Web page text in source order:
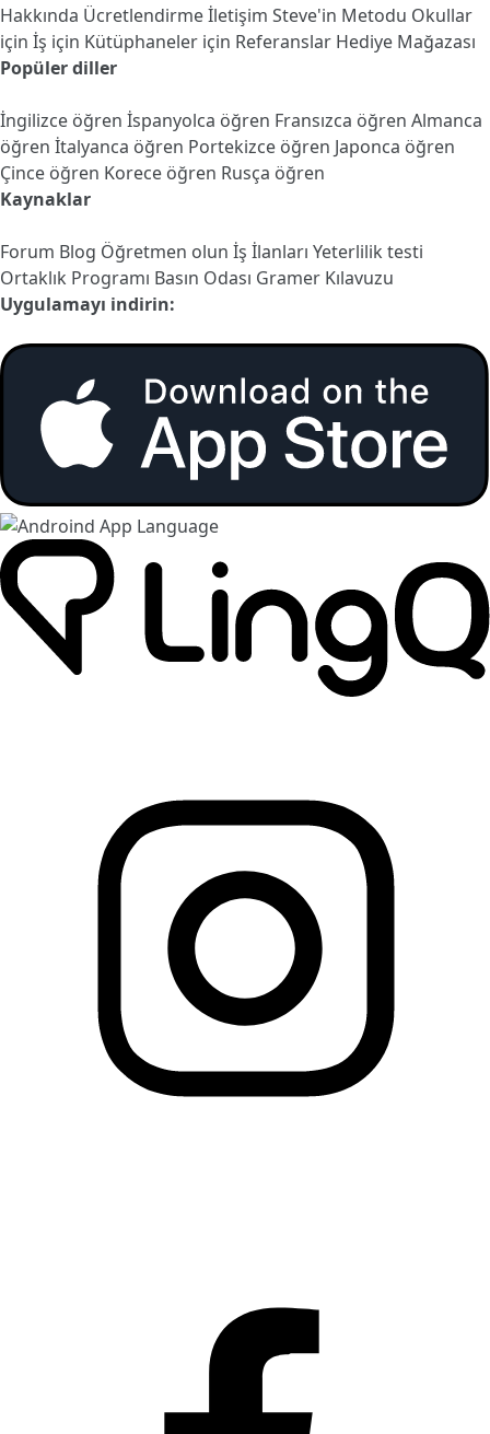
Hakkında Ücretlendirmeİletişim Steve'in Metodu Okullar
için İş için Kütüphaneler için Referanslar Hediye Mağazası
Popüler diller
İngilizce öğren İspanyolca öğren Fransızca öğren Almanca
öğren İtalyanca öğren Portekizce öğren Japonca öğren
Çince öğren Korece öğren Rusça öğren
Kaynaklar
Forum Blog Öğretmen olun İş İlanları Yeterlilik testi
Ortaklık Programı Basın Odası Gramer Kılavuzu
Uygulamayı indirin: